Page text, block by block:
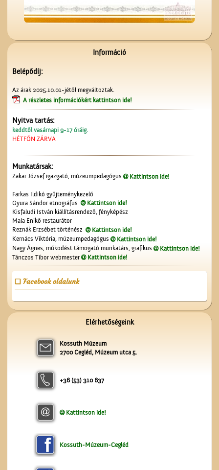
Arany…
Unghváry László
árjegyzéke
A ceglédi teniszpályák
A Vasútépítő- és
Karbantartó
Műkedvelő színjátszók
Cegléden
Csoport
Információ
Belépődíj:
Az árak 2025.10.01-jétől megváltoztak.
A részletes információkért kattintson ide!
Nyitva tartás:
keddtől vasárnapi 9-17 óráig.
HÉTFŐN ZÁRVA
Munkatársak:
Zakar József igazgató, múzeumpedagógus Kattintson ide!
Farkas Ildikó gyűjteménykezelő
Gyura Sándor etnográfus
Kattintson ide!
Kisfaludi István kiállításrendező, fényképész
Mala Enikő restaurátor
Reznák Erzsébet történész
Kattintson ide!
Kernács Viktória, múzeumpedagógus
Kattintson ide!
Nagy Ágnes, működést támogató munkatárs, grafikus
Kattintson ide!
Tánczos Tibor webmester
Kattintson ide!
Facebook oldalunk
Elérhetőségeink
Kossuth Múzeum
2700 Cegléd, Múzeum utca 5.
+36 (53) 310 637
Kattintson ide!
Kossuth-Múzeum-Cegléd